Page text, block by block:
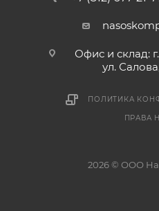
Офис и склад:
ул.
ПОЛИТИКА
ПРАВА
2026 © ООО